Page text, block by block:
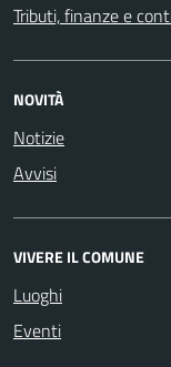
Tributi, finanze e
NOVITÀ
Notizie
Avvisi
VIVERE IL COMUNE
Luoghi
Eventi